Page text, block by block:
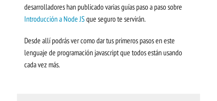
desarrolladores han publicado varias guías paso a paso sobre
Introducción a Node JSque seguro te servirán.
Desde allí podrás ver como dar tus primeros pasos en este
lenguaje de programación javascript que todos están usando
cada vez más.